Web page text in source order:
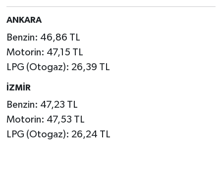
ANKARA
Benzin: 46,86 TL
Motorin: 47,15 TL
LPG (Otogaz): 26,39 TL
İZMİR
Benzin: 47,23 TL
Motorin: 47,53 TL
LPG (Otogaz): 26,24 TL